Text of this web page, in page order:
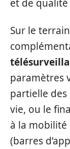
et de qualité
Sur le
paramètres
partielle des
vie, ou le
à la mobilité
(barres